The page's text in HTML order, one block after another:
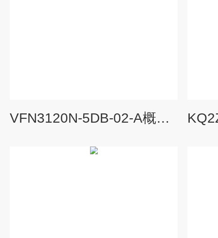
VFN3120N-5DB-02-A概述SMC5通电磁阀 单线圈使用注意